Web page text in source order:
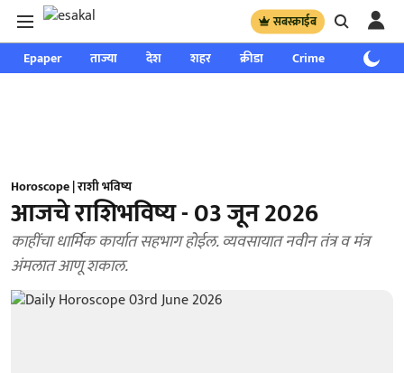
सबस्क्राईब
Epaper ताज्या देश शहर क्रीडा Crime साप्ताहिक
Horoscope | राशी भविष्य
आजचे राशिभविष्य - 03 जून 2026
काहींचा धार्मिक कार्यात सहभाग होईल. व्यवसायात नवीन तंत्र व मंत्र
अंमलात आणू शकाल.